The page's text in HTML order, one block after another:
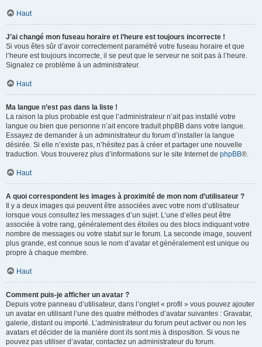
Haut
J’ai changé mon fuseau horaire et l’heure est toujours incorrecte !
Si vous êtes sûr d’avoir correctement paramétré votre fuseau horaire et que
l’heure est toujours incorrecte, il se peut que le serveur ne soit pas à l’heure.
Signalez ce problème à un administrateur.
Haut
Ma langue n’est pas dans la liste !
La raison la plus probable est que l’administrateur n’ait pas installé votre
langue ou bien que personne n’ait encore traduit phpBB dans votre langue.
Essayez de demander à un administrateur du forum d’installer la langue
désirée. Si elle n’existe pas, n’hésitez pas à créer et partager une nouvelle
traduction. Vous trouverez plus d’informations sur le site Internet de phpBB®.
Haut
A quoi correspondent les images à proximité de mon nom d’utilisateur ?
Il y a deux images qui peuvent être associées avec votre nom d’utilisateur
lorsque vous consultez les messages d’un sujet. L’une d’elles peut être
associée à votre rang, généralement des étoiles ou des blocs indiquant votre
nombre de messages ou votre statut sur le forum. La seconde image, souvent
plus grande, est connue sous le nom d’avatar et généralement est unique ou
propre à chaque membre.
Haut
Comment puis-je afficher un avatar ?
Depuis votre panneau d’utilisateur, dans l’onglet « profil » vous pouvez ajouter
un avatar en utilisant l’une des quatre méthodes d’avatar suivantes : Gravatar,
galerie, distant ou importé. L’administrateur du forum peut activer ou non les
avatars et décider de la manière dont ils sont mis à disposition. Si vous ne
pouvez pas utiliser d’avatar, contactez un administrateur du forum.